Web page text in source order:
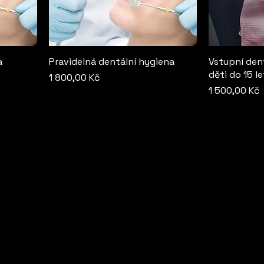
Pravidelná dentální hygiena
Cena
1 800,00 Kč
Vstupní
děti do 15
Cena
1 500,00 Kč